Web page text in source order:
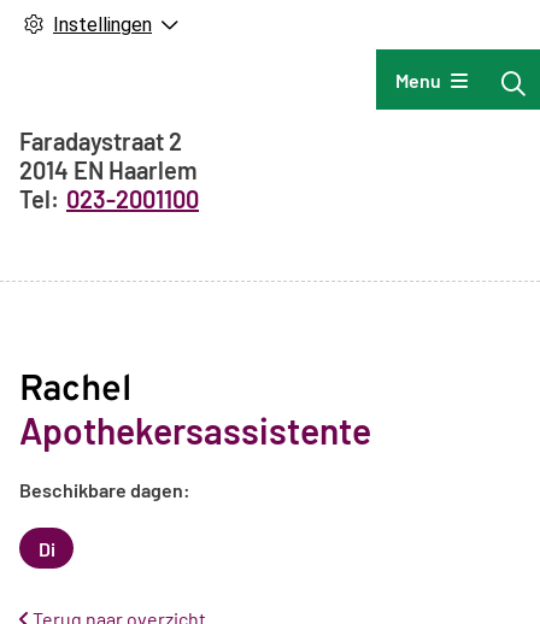
Instellingen
Hoofdmenu
Menu
Adresgegevens
Faradaystraat 2
2014 EN Haarlem
023-2001100
Rachel
Apothekersassistente
Beschikbare dagen:
Dinsdag
Di
Terug naar overzicht